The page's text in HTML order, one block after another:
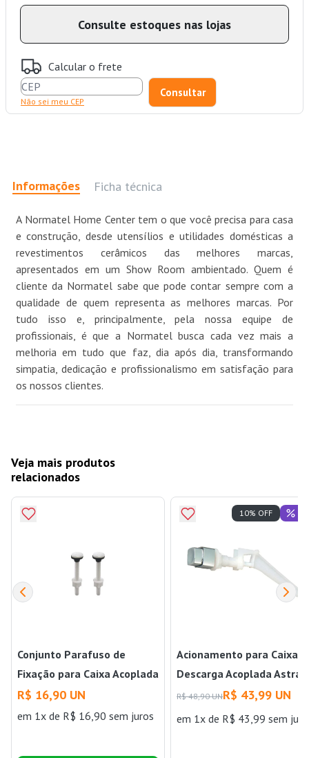
Consulte estoques nas lojas
Calcular o frete
Não sei meu CEP
Informações Ficha técnica
A Normatel Home Center tem o que você precisa para casa
e construção, desde utensílios e utilidades domésticas a
revestimentos cerâmicos das melhores marcas,
apresentados em um Show Room ambientado. Quem é
cliente da Normatel sabe que pode contar sempre com a
qualidade de quem representa as melhores marcas. Por
tudo isso e, principalmente, pela nossa equipe de
profissionais, é que a Normatel busca cada vez mais a
melhoria em tudo que faz, dia após dia, transformando
simpatia, dedicação e profissionalismo em satisfação para
os nossos clientes.
Veja mais produtos
relacionados
Conjunto Parafuso de
Fixação para Caixa Acoplada
Censi
R$ 16,90 UN
em 1x de R$ 16,90 sem juros
Acionamento para Caixa
Descarga Acoplada Astra
R$ 48,90 UNR$ 43,99 UN
em 1x de R$ 43,99 sem
10% OFF